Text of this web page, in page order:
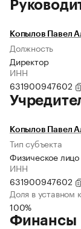
Копылов Павел
Должность
Директор
ИНН
631900947602
Копылов Павел
Тип субъекта
Физическое лицо
ИНН
631900947602
Доля в уставном
100%
Финансы